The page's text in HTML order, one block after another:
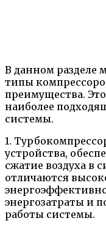
В данном разделе
типы
преимущества.
наиболее
системы.
1.
устройства,
сжатие воздуха в
отличаются
энергозатраты и
работы системы.